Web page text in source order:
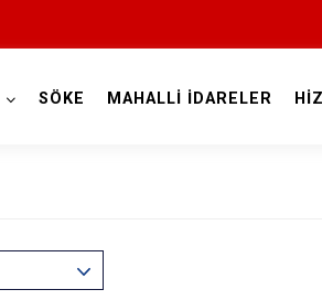
SÖKE MAHALLİ İDARELER